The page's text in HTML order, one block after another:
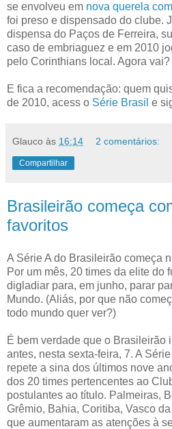
se envolveu em nova querela
foi preso e dispensado do clube.
dispensa do Paços de Ferreira,
caso de embriaguez e em 2010
pelo Corinthians local. Agora vai?
E fica a recomendação: quem
de 2010, acess o Série Brasil e
Glauco às 16:14 2 comentários:
Compartilhar
Brasileirão começa
favoritos
A Série A do Brasileirão começa
Por um mês, 20 times da elite do
digladiar para, em junho, parar
Mundo. (Aliás, por que não
todo mundo quer ver?)
É bem verdade que o Brasileirão
antes, nesta sexta-feira, 7. A
repete a sina dos últimos nove
dos 20 times pertencentes ao
postulantes ao título. Palmeiras,
Grêmio, Bahia, Coritiba, Vasco
que aumentaram as atenções à